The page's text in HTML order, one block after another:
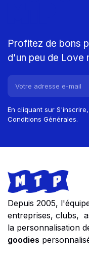
Profitez de bons
d'un peu de Love
En cliquant sur
Conditions Générales.
Footer
Store information
Depuis 2005,
entreprises, clubs,
la personnalisation
goodies